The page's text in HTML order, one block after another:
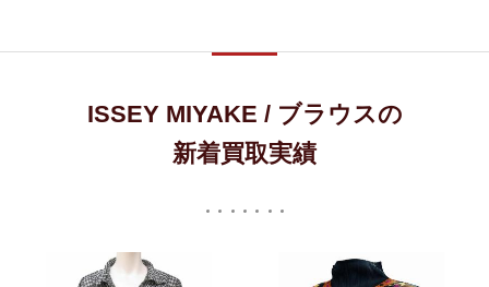
ISSEY MIYAKE / ブラウスの
新着買取実績